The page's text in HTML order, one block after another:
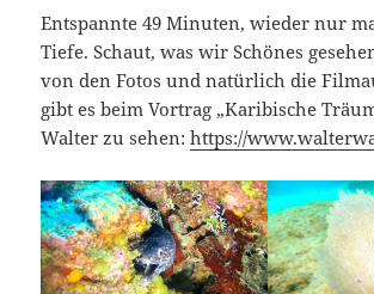
Entspannte 49 Minuten, wieder nur
Tiefe. Schaut, was wir Schönes
von den Fotos und natürlich die
gibt es beim Vortrag „Karibische
Walter zu sehen:https://